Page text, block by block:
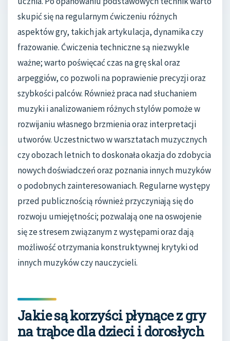
skupić się na regularnym ćwiczeniu różnych
aspektów gry, takich jak artykulacja, dynamika czy
frazowanie. Ćwiczenia techniczne są niezwykle
ważne; warto poświęcać czas na grę skal oraz
arpeggiów, co pozwoli na poprawienie precyzji oraz
szybkości palców. Również praca nad słuchaniem
muzyki i analizowaniem różnych stylów pomoże w
rozwijaniu własnego brzmienia oraz interpretacji
utworów. Uczestnictwo w warsztatach muzycznych
czy obozach letnich to doskonała okazja do zdobycia
nowych doświadczeń oraz poznania innych muzyków
o podobnych zainteresowaniach. Regularne występy
przed publicznością również przyczyniają się do
rozwoju umiejętności; pozwalają one na oswojenie
się ze stresem związanym z występami oraz dają
możliwość otrzymania konstruktywnej krytyki od
innych muzyków czy nauczycieli.
Jakie są korzyści płynące z gry
na trąbce dla dzieci i dorosłych